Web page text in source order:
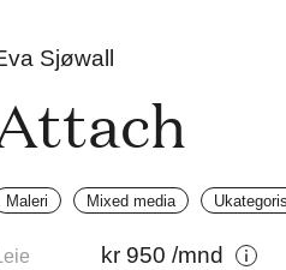
Sjøwall
Maleri Mixed media
Leie kr 950 /mnd